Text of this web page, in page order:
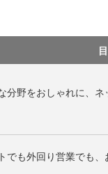
分野をおしゃれに、
でも外回り営業でも